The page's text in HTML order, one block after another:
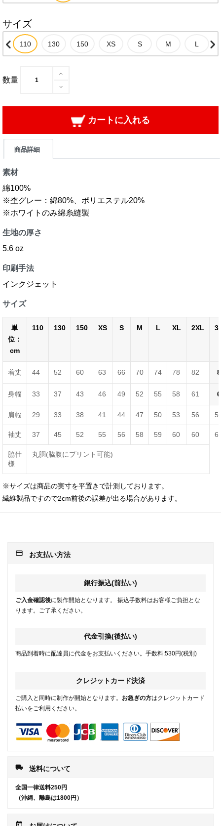
サイズ
数量
カートに入れる
商品詳細
素材
綿100%
※杢グレー：綿80%、ポリエステル20%
※ホワイトのみ綿糸縫製
生地の厚さ
5.6 oz
印刷手法
インクジェット
サイズ
単
位：
cm
110 130 150 XS S M L XL 2XL
着丈 44 52 60 63 66 70 74 78 82
身幅 33 37 43 46 49 52 55 58 61
肩幅 29 33 38 41 44 47 50 53 56
袖丈 37 45 52 55 56 58 59 60 60
脇仕
様
丸胴(脇腹にプリント可能)
※サイズは商品の実寸を平置きで計測しております。
繊維製品ですので2cm前後の誤差が出る場合があります。
payment お支払い方法
銀行振込(前払い)
ご入金確認後に製作開始となります。 振込手数料はお客様ご負担とな
ります。ご了承ください。
代金引換(後払い)
商品到着時に配達員に代金をお支払いください。手数料:530円(税別)
クレジットカード決済
ご購入と同時に制作が開始となります。 お急ぎの方はクレジットカード
払いをご利用ください。
local_shipping 送料について
全国一律送料250円
（沖縄、離島は1800円）